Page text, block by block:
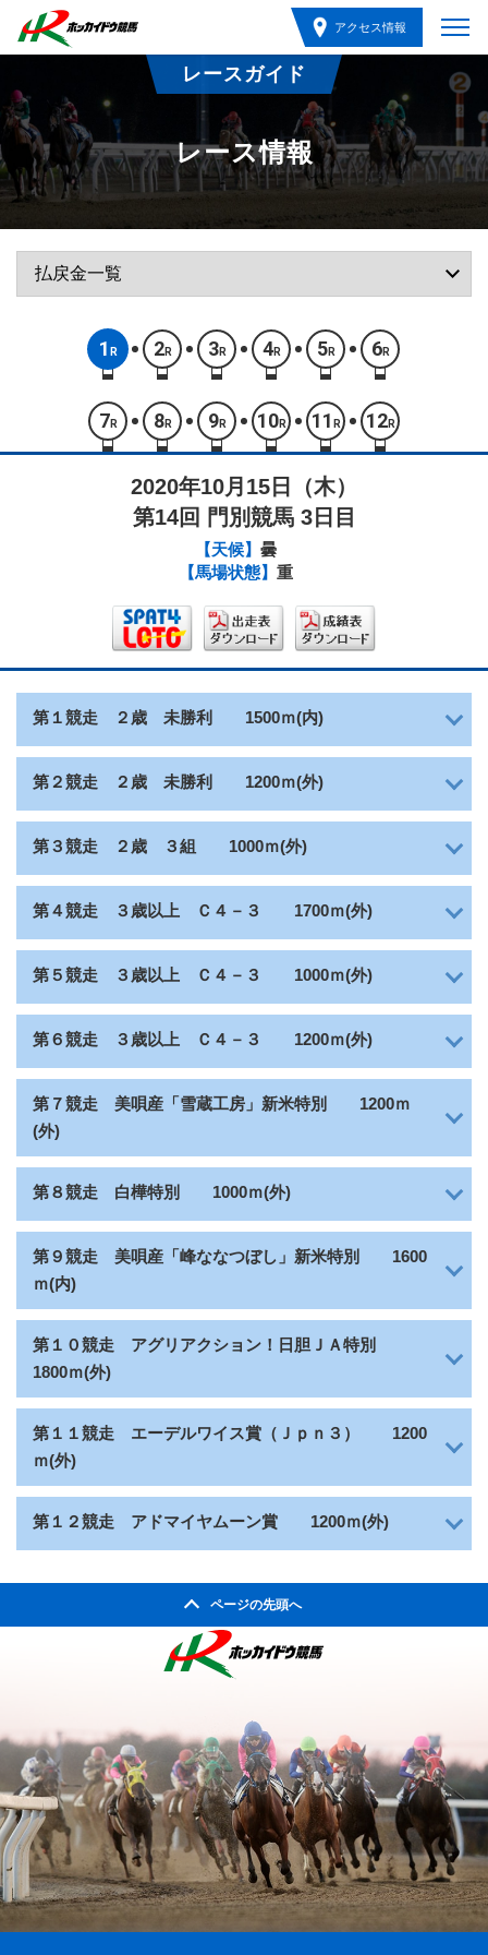
アクセス情報
レースガイド
レース情報
1 R 2R 3R 4R 5R 6R
7 R 8R 9R 10R 11 R 12R
2020年10月15日（木）
第14回 門別競馬 3日目
【天候】 曇
【馬場状態】 重
第１競走 ２歳 未勝利 1500ｍ(内)
第２競走 ２歳 未勝利 1200ｍ(外)
第３競走 ２歳 ３組 1000ｍ(外)
第４競走 ３歳以上 Ｃ４－３ 1700ｍ(外)
第５競走 ３歳以上 Ｃ４－３ 1000ｍ(外)
第６競走 ３歳以上 Ｃ４－３ 1200ｍ(外)
第７競走 美唄産「雪蔵工房」新米特別
1200ｍ
(外)
第８競走 白樺特別 1000ｍ(外)
第９競走 美唄産「峰ななつぼし」新米特別
1600
ｍ(内)
第１０競走 アグリアクション！日胆ＪＡ特別
1800ｍ(外)
第１１競走 エーデルワイス賞（Ｊｐｎ３）
1200
ｍ(外)
第１２競走 アドマイヤムーン賞 1200ｍ(外)
ページの先頭へ